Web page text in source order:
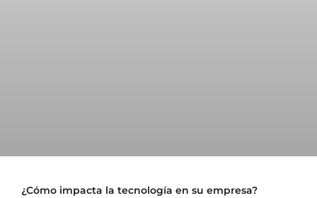
¿Cómo impacta la tecnología en su empresa?